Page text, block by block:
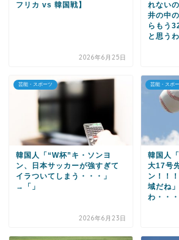
フリカ vs 韓国戦】
2026年6月25日
れない
井の中
らもう
と思うわ
芸能・スポーツ
韓国人「“W杯”キ・ソンヨ
ン、日本サッカーが強すぎて
イラついてしまう・・・」
→「」
2026年6月23日
芸能・スポ
韓国人
大17号
ン！！
域だね
わ・・